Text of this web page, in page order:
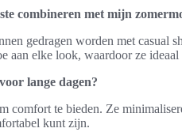
combineren met mijn
gedragen worden met casual
aan elke look, waardoor ze
lange dagen?
comfort te bieden. Ze
kunt zijn.